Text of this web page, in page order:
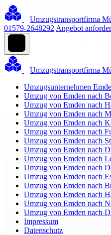
Umzugstransportfirma
01579-2648292 Angebot
Umzugstransportfirma
Umzugsunternehmen
Umzug von Emden nach
Umzug von Emden nach
Umzug von Emden nach
Umzug von Emden nach
Umzug von Emden nach
Umzug von Emden nach
Umzug von Emden nach
Umzug von Emden nach
Umzug von Emden nach
Umzug von Emden nach
Umzug von Emden nach
Umzug von Emden nach
Umzug von Emden nach
Umzug von Emden nach
Impressum
Datenschutz